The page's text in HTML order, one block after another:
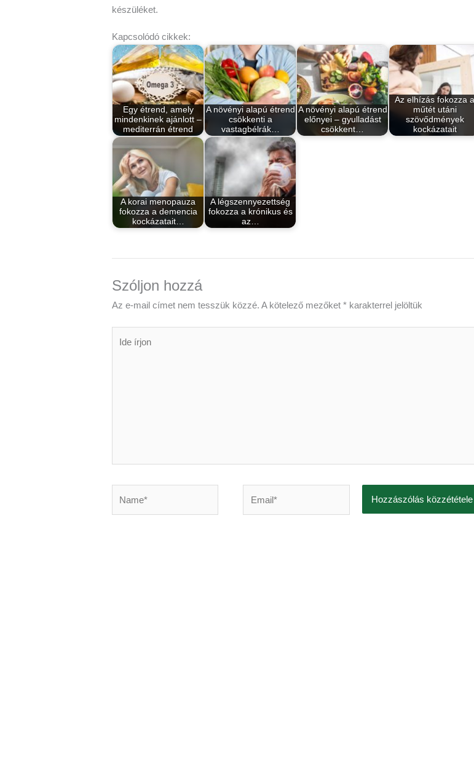
készüléket.
Kapcsolódó cikkek:
Egy étrend, amely
mindenkinek ajánlott –
mediterrán étrend
A növényi alapú étrend
csökkenti a
vastagbélrák…
A növényi alapú étrend
előnyei – gyulladást
csökkent…
Az elhízás fokozza a
műtét utáni
szövődmények
kockázatait
A korai menopauza
fokozza a demencia
kockázatait…
A légszennyezettség
fokozza a krónikus és
az…
Szóljon hozzá
Az e-mail címet nem tesszük közzé. A kötelező mezőket * karakterrel jelöltük